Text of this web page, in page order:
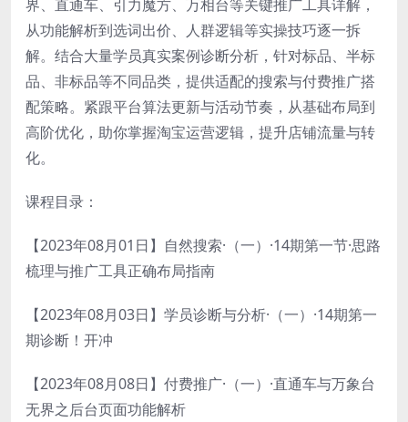
界、直通车、引力魔方、万相台等关键推广工具详解，
从功能解析到选词出价、人群逻辑等实操技巧逐一拆
解。结合大量学员真实案例诊断分析，针对标品、半标
品、非标品等不同品类，提供适配的搜索与付费推广搭
配策略。紧跟平台算法更新与活动节奏，从基础布局到
高阶优化，助你掌握淘宝运营逻辑，提升店铺流量与转
化。
课程目录：
【2023年08月01日】自然搜索·（一）·14期第一节·思路
梳理与推广工具正确布局指南
【2023年08月03日】学员诊断与分析·（一）·14期第一
期诊断！开冲
【2023年08月08日】付费推广·（一）·直通车与万象台
无界之后台页面功能解析